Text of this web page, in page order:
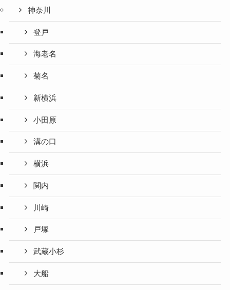
神奈川
登戸
海老名
菊名
新横浜
小田原
溝の口
横浜
関内
川崎
戸塚
武蔵小杉
大船